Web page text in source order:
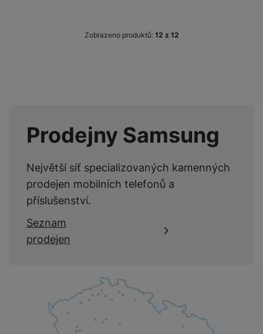
Zobrazeno produktů: z 12
Prodejny Samsung
Největší síť specializovaných kamenných
prodejen mobilních telefonů a
příslušenství.
Seznam
prodejen